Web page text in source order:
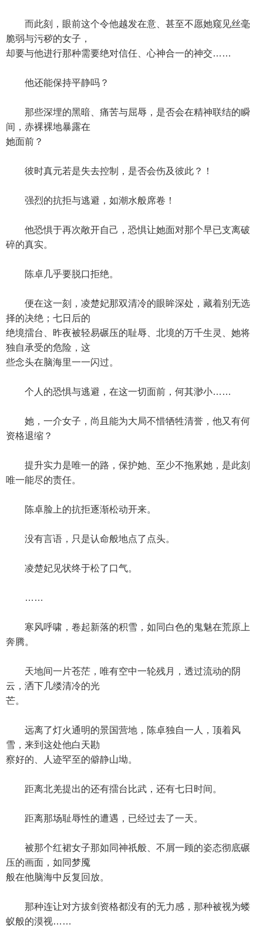
而此刻，眼前这个令他越发在意、甚至不愿她窥见丝毫
脆弱与污秽的女子，
却要与他进行那种需要绝对信任、心神合一的神交……
他还能保持平静吗？
那些深埋的黑暗、痛苦与屈辱，是否会在精神联结的瞬
间，赤裸裸地暴露在
她面前？
彼时真元若是失去控制，是否会伤及彼此？！
强烈的抗拒与逃避，如潮水般席卷！
他恐惧于再次敞开自己，恐惧让她面对那个早已支离破
碎的真实。
陈卓几乎要脱口拒绝。
便在这一刻，凌楚妃那双清冷的眼眸深处，藏着别无选
择的决绝；七日后的
绝境擂台、昨夜被轻易碾压的耻辱、北境的万千生灵、她将
独自承受的危险，这
些念头在脑海里一一闪过。
个人的恐惧与逃避，在这一切面前，何其渺小……
她，一介女子，尚且能为大局不惜牺牲清誉，他又有何
资格退缩？
提升实力是唯一的路，保护她、至少不拖累她，是此刻
唯一能尽的责任。
陈卓脸上的抗拒逐渐松动开来。
没有言语，只是认命般地点了点头。
凌楚妃见状终于松了口气。
……
寒风呼啸，卷起新落的积雪，如同白色的鬼魅在荒原上
奔腾。
天地间一片苍茫，唯有空中一轮残月，透过流动的阴
云，洒下几缕清冷的光
芒。
远离了灯火通明的景国营地，陈卓独自一人，顶着风
雪，来到这处他白天勘
察好的、人迹罕至的僻静山坳。
距离北羌提出的还有擂台比武，还有七日时间。
距离那场耻辱性的遭遇，已经过去了一天。
被那个红裙女子那如同神祇般、不屑一顾的姿态彻底碾
压的画面，如同梦魇
般在他脑海中反复回放。
那种连让对方拔剑资格都没有的无力感，那种被视为蝼
蚁般的漠视……